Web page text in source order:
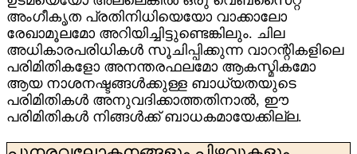
അംഗീകൃത പ്രതിനിധിയെയോ വാക്കാലോ
രേഖാമൂലമോ അറിയിച്ചിട്ടുണ്ടെങ്കിലും. ചില
അധികാരപരിധികൾ സൂചിപ്പിക്കുന്ന വാറന്റികളിലെ
പരിമിതികളോ അനന്തരഫലമോ ആകസ്മികമോ
ആയ നാശനഷ്ടങ്ങൾക്കുള്ള ബാധ്യതയുടെ
പരിമിതികൾ അനുവദിക്കാത്തതിനാൽ, ഈ
പരിമിതികൾ നിങ്ങൾക്ക് ബാധകമായേക്കില്ല.